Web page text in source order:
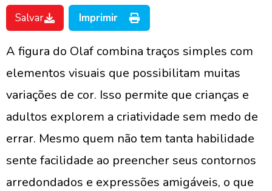
Salvar Imprimir
A figura do Olaf combina traços simples com
elementos visuais que possibilitam muitas
variações de cor. Isso permite que crianças e
adultos explorem a criatividade sem medo de
errar. Mesmo quem não tem tanta habilidade
sente facilidade ao preencher seus contornos
arredondados e expressões amigáveis, o que